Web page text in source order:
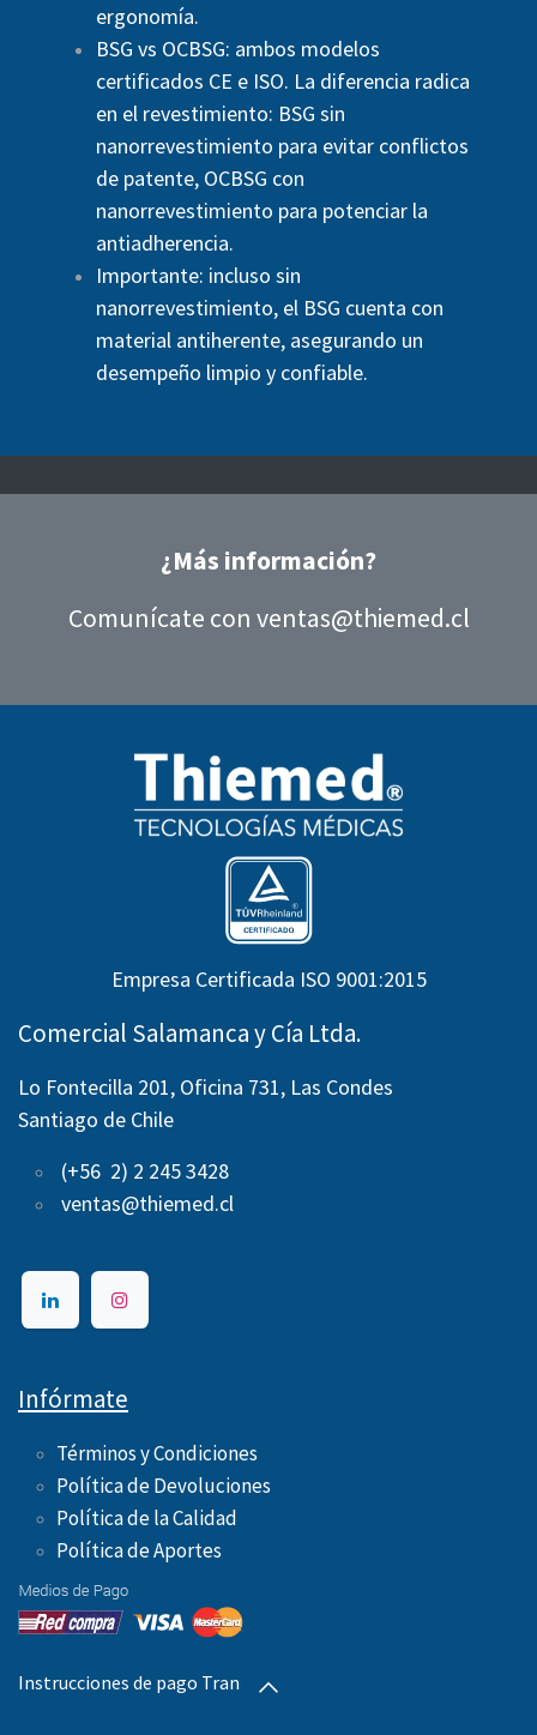
ergonomía.
BSG vs OCBSG: ambos modelos
certificados CE e ISO. La diferencia radica
en el revestimiento: BSG sin
nanorrevestimiento para evitar conflictos
de patente, OCBSG con
nanorrevestimiento para potenciar la
antiadherencia.
Importante: incluso sin
nanorrevestimiento, el BSG cuenta con
material antiherente, asegurando un
desempeño limpio y confiable.
¿Más información?
Comunícate con ventas@thiemed.cl
Empresa Certificada ISO 9001:2015
Comercial Salamanca y Cía Ltda.
Lo Fontecilla 201, Oficina 731, Las Condes
Santiago de Chile
(+56 2) 2 245 3428
ventas@thiemed.cl
Infórmate
Términos y Condiciones
Política de Devoluciones
Política de la Calidad
Política de Aportes ​
Instrucciones de pago Transbank